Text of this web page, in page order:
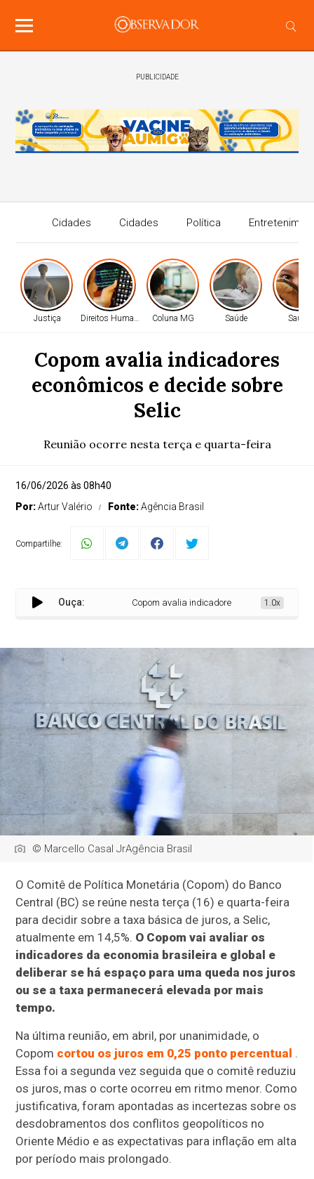
PUBLICIDADE
Cidades Cidades Política
Justiça Direitos Humanos Coluna MG Saúde Saúde
Copom avalia indicadores
econômicos e decide sobre
Selic
Reunião ocorre nesta terça e quarta-feira
16/06/2026 às 08h40
Por:Artur Valério Fonte:Agência Brasil
Compartilhe:
Ouça: Copom avalia indicadores econômicos e decide
1.0x
© Marcello Casal JrAgência Brasil
O Comitê de Política Monetária (Copom) do Banco
Central (BC) se reúne nesta terça (16) e quarta-feira
para decidir sobre a taxa básica de juros, a Selic,
atualmente em 14,5%. O Copom vai avaliar os
indicadores da economia brasileira e global e
deliberar se há espaço para uma queda nos juros
ou se a taxa permanecerá elevada por mais
tempo.
Na última reunião, em abril, por unanimidade, o
Copom cortou os juros em 0,25 ponto percentual .
Essa foi a segunda vez seguida que o comitê reduziu
os juros, mas o corte ocorreu em ritmo menor. Como
justificativa, foram apontadas as incertezas sobre os
desdobramentos dos conflitos geopolíticos no
Oriente Médio e as expectativas para inflação em alta
por período mais prolongado.